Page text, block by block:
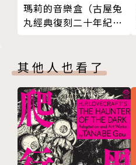
瑪莉的音樂盒（古屋兔
丸經典復刻二十年紀念
其他人也看了